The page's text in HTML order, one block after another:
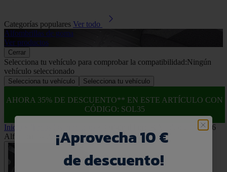
Categorías populares Ver todo
Alfombrillas de goma
Ver productos
Cerrar
Selecciona tu vehículo para comprobar la compatibilidad:Ningún
vehículo seleccionado
Selecciona tu vehículo Selecciona tu vehículo
AHORA 35% DE DESCUENTO** EN ESTE ARTÍCULO CON
CÓDIGO: SOL35
Inicio
Original Ford KA+ desde 06/2016
Alfombrillas de moqueta delanteras
¡Aprovecha 10 €
de descuento!